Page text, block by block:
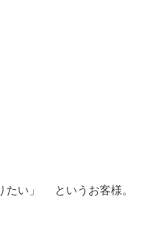
たい」 というお客様。